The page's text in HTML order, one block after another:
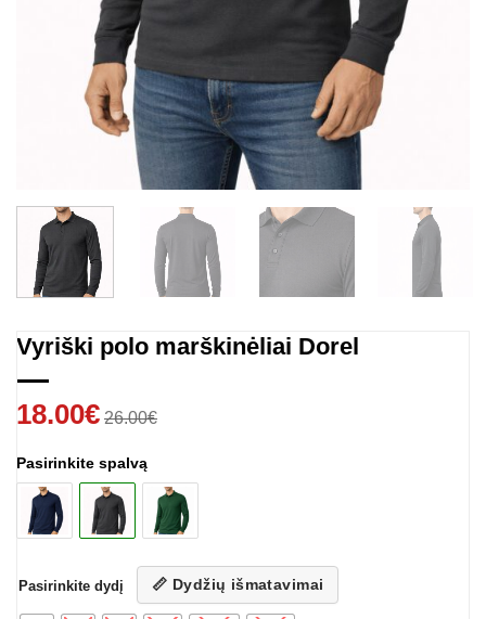
Vyriški polo marškinėliai Dorel
18.00€ 26.00€
Pasirinkite spalvą
Pasirinkite dydį 📏 Dydžių išmatavimai